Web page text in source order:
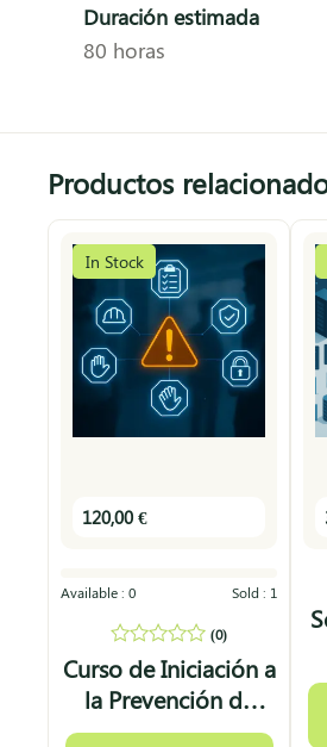
Duración estimada
80 horas
Productos
In Stock
120,00 €
Available : 0 Sold : 1
out
of
5
(0)
Curso de Iniciación a
la Prevención de
Riesgos Laborales